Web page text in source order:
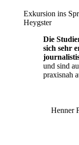
Exkursion ins
Heygster
Die
sich sehr
und sind
praxisnah
Henner